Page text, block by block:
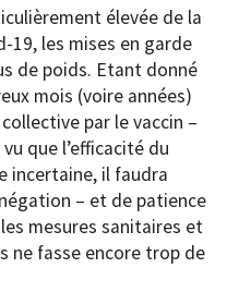
élevée de la
19, les mises en garde
de poids. Etant donné
mois (voire années)
par le vaccin –
que l’efficacité du
incertaine, il faudra
– et de patience
mesures sanitaires et
ne fasse encore trop de